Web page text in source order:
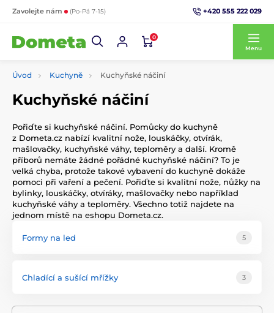
Zavolejte nám (Po-Pá 7-15) +420 555 222 029
0
Menu
Úvod Kuchyně Kuchyňské náčiní
Kuchyňské náčiní
Pořiďte si kuchyňské náčiní. Pomůcky do kuchyně
z Dometa.cz nabízí kvalitní nože, louskáčky, otvírák,
mašlovačky, kuchyňské váhy, teploměry a další. Kromě
příborů nemáte žádné pořádné kuchyňské náčiní? To je
velká chyba, protože takové vybavení do kuchyně dokáže
pomoci při vaření a pečení. Pořiďte si kvalitní nože, nůžky na
bylinky, louskáčky, otvíráky, mašlovačky nebo například
kuchyňské váhy a teploměry. Všechno totiž najdete na
jednom místě na eshopu Dometa.cz.
Formy na led 5
Chladící a sušící mřížky 3